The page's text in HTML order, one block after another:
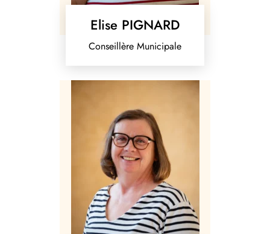
Elise PIGNARD
Conseillère Municipale